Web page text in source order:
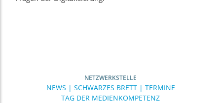
NETZWERKSTELLE
NEWS | SCHWARZES BRETT | TERMINE
TAG DER MEDIENKOMPETENZ